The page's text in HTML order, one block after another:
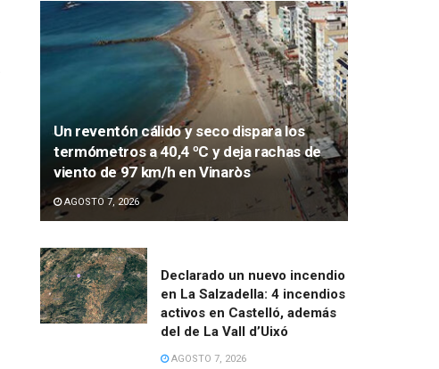
Un reventón cálido y seco dispara los
termómetros a 40,4 ºC y deja rachas de
viento de 97 km/h en Vinaròs
AGOSTO 7, 2026
Declarado un nuevo incendio
en La Salzadella: 4 incendios
activos en Castelló, además
del de La Vall d’Uixó
AGOSTO 7, 2026